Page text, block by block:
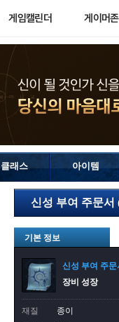
게임캘린더 게이머존
클래스 아이템
신성 부여 주문서
기본 정보
신성 부여 주
장비 성장
재질
종이